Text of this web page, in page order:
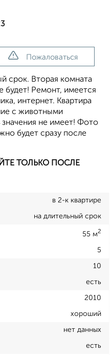
Пожаловаться
срок. Вторая комната
будет! Ремонт, имеется
интернет. Квартира
с животными
не имеет! Фото
будет сразу после
ТОЛЬКО ПОСЛЕ
в 2-к квартире
на длительный срок
55 м2
5
10
есть
2010
хороший
нет данных
есть